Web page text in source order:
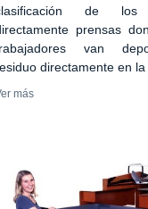
de
prensas
van
directamente en la
más